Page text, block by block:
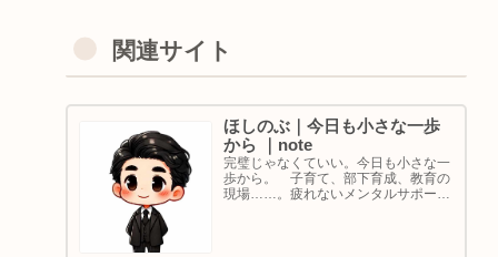
関連サイト
ほしのぶ｜今日も小さな一歩
から ｜note
完璧じゃなくていい。今日も小さな一
歩から。 子育て、部下育成、教育の
現場……。疲れないメンタルサポート